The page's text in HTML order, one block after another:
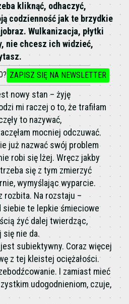
kliknąć, odhaczyć,
codzienność jak te brzydkie
Wulkanizacja, płytki
nie chcesz ich widzieć,
ZAPISZ SIĘ NA NEWSLETTER
nowy stan – żyję
mi raczej o to, że trafiłam
to nazywać,
mocniej odczuwać.
już nazwać swój problem
robi się lżej. Wręcz jakby
się z tym zmierzyć
wymyślając wyparcie.
rozbita. Na rozstaju –
siebie te lepkie śmieciowe
żyć dalej twierdząc,
się nie da.
subiektywny. Coraz więcej
z tej kleistej ociężałości.
I zamiast mieć
udogodnieniom, czuje,